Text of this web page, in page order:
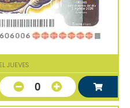
JUEVES
0